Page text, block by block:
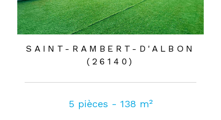
SAINT-RAMBERT-D'ALBON
(26140)
5 pièces - 138 m²